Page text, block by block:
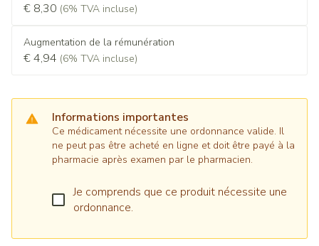
€ 8,30 (6% TVA incluse)
Augmentation de la rémunération
€ 4,94 (6% TVA incluse)
Informations importantes
Ce médicament nécessite une ordonnance valide. Il
ne peut pas être acheté en ligne et doit être payé à la
pharmacie après examen par le pharmacien.
Je comprends que ce produit nécessite une
ordonnance.